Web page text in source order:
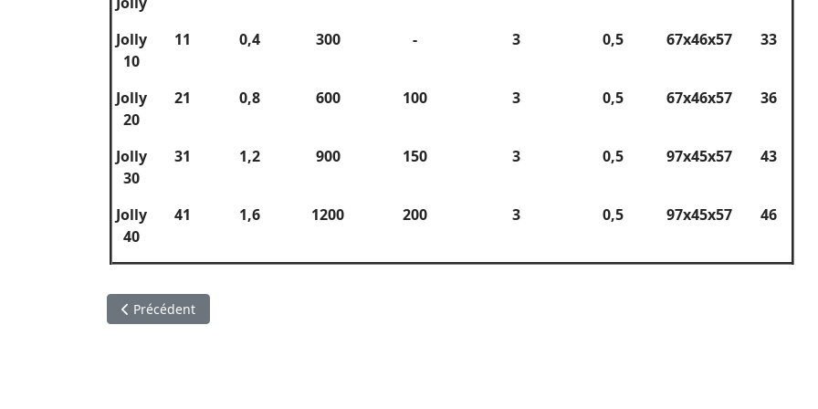
Jolly
10
11 0,4 300 - 3 0,5 67x46x57 33
Jolly
20
21 0,8 600 100 3 0,5 67x46x57 36
Jolly
30
31 1,2 900 150 3 0,5 97x45x57 43
Jolly
40
41 1,6 1200 200 3 0,5 97x45x57 46
Article précédent : Egrappeur Precisa
Précédent